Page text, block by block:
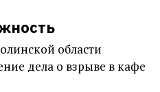
области
дела о взрыве в кафе